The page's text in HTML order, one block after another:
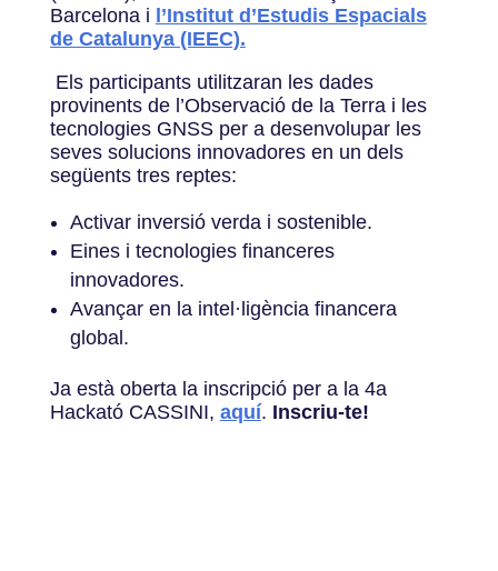
Barcelona i l’Institut d’Estudis Espacials
de Catalunya (IEEC).
Els participants utilitzaran les dades
provinents de l’Observació de la Terra i les
tecnologies GNSS per a desenvolupar les
seves solucions innovadores en un dels
següents tres reptes:
Activar inversió verda i sostenible.
Eines i tecnologies financeres
innovadores.
Avançar en la intel·ligència financera
global.
Ja està oberta la inscripció per a la 4a
Hackató CASSINI, aquí. Inscriu-te!